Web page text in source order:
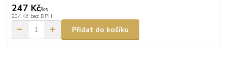
247 Kč/ks
204 Kč bez DPH
Přidat do košíku